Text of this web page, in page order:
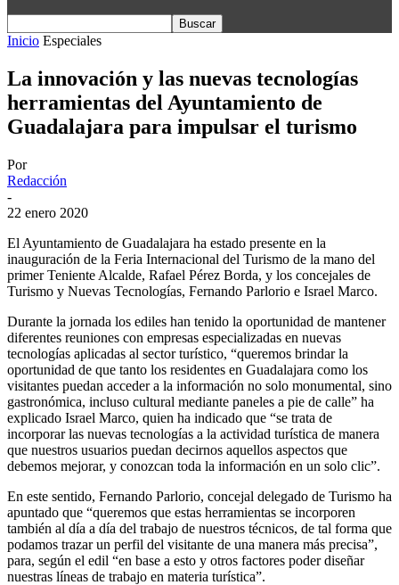
Inicio Especiales
La innovación y las nuevas tecnologías
herramientas del Ayuntamiento de
Guadalajara para impulsar el turismo
Por
Redacción
-
22 enero 2020
El Ayuntamiento de Guadalajara ha estado presente en la
inauguración de la Feria Internacional del Turismo de la mano del
primer Teniente Alcalde, Rafael Pérez Borda, y los concejales de
Turismo y Nuevas Tecnologías, Fernando Parlorio e Israel Marco.
Durante la jornada los ediles han tenido la oportunidad de mantener
diferentes reuniones con empresas especializadas en nuevas
tecnologías aplicadas al sector turístico, “queremos brindar la
oportunidad de que tanto los residentes en Guadalajara como los
visitantes puedan acceder a la información no solo monumental, sino
gastronómica, incluso cultural mediante paneles a pie de calle” ha
explicado Israel Marco, quien ha indicado que “se trata de
incorporar las nuevas tecnologías a la actividad turística de manera
que nuestros usuarios puedan decirnos aquellos aspectos que
debemos mejorar, y conozcan toda la información en un solo clic”.
En este sentido, Fernando Parlorio, concejal delegado de Turismo ha
apuntado que “queremos que estas herramientas se incorporen
también al día a día del trabajo de nuestros técnicos, de tal forma que
podamos trazar un perfil del visitante de una manera más precisa”,
para, según el edil “en base a esto y otros factores poder diseñar
nuestras líneas de trabajo en materia turística”.